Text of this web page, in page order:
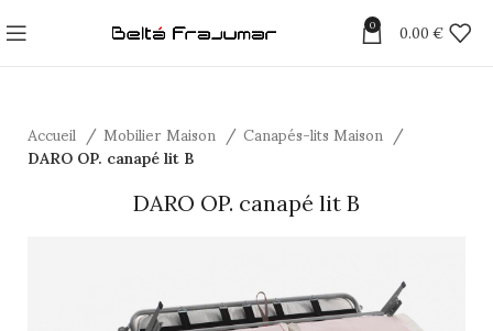
0 0.00 €
Accueil Mobilier Maison Canapés-lits Maison
DARO OP. canapé lit B
DARO OP. canapé lit B